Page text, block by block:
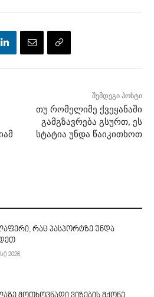
შემდეგი პოსტი
თუ რომელიმე ქვეყანაში
გამგზავრება გსურთ, ეს
სტატია უნდა წაიკითხოთ
რაც პასპორტზე უნდა
2026